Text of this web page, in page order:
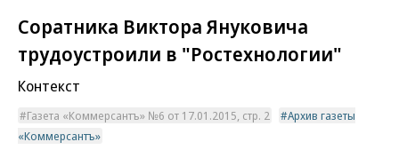
Соратника Виктора Януковича
трудоустроили в "Ростехнологии"
Контекст
Газета «Коммерсантъ» №6 от 17.01.2015, стр. 2
Архив газеты
«Коммерсантъ»